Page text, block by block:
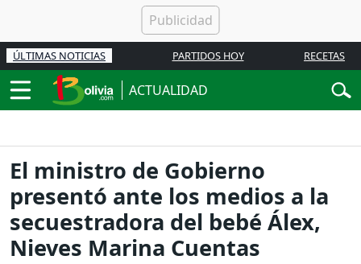
ÚLTIMAS NOTICIAS PARTIDOS HOY RECETAS
ACTUALIDAD
El ministro de Gobierno
presentó ante los medios a la
secuestradora del bebé Álex,
Nieves Marina Cuentas